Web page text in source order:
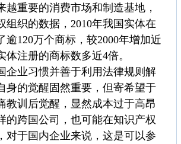
越重要的消费市场和制造基地，
组织的数据，2010年我国实体在
逾120万个商标，较2000年增加近
体注册的商标数多近4倍。
企业习惯并善于利用法律规则解
身的觉醒固然重要，但寄希望于
教训后觉醒，显然成本过于高昂
的跨国公司，也可能在知识产权
对于国内企业来说，这是可以参